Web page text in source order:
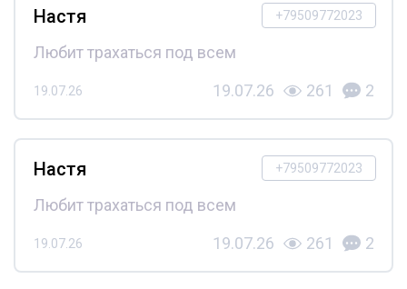
+79509772023
Настя
Любит трахаться под всем
19.07.26 19.07.26 261 2
+79509772023
Настя
Любит трахаться под всем
19.07.26 19.07.26 261 2